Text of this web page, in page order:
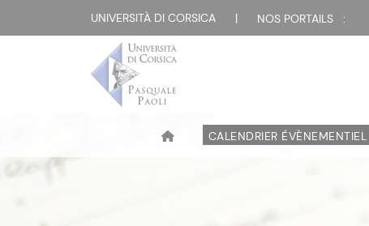
UNIVERSITÀ DI CORSICA | NOS PORTAILS :
CALENDRIER ÉVÈNEMENTIEL